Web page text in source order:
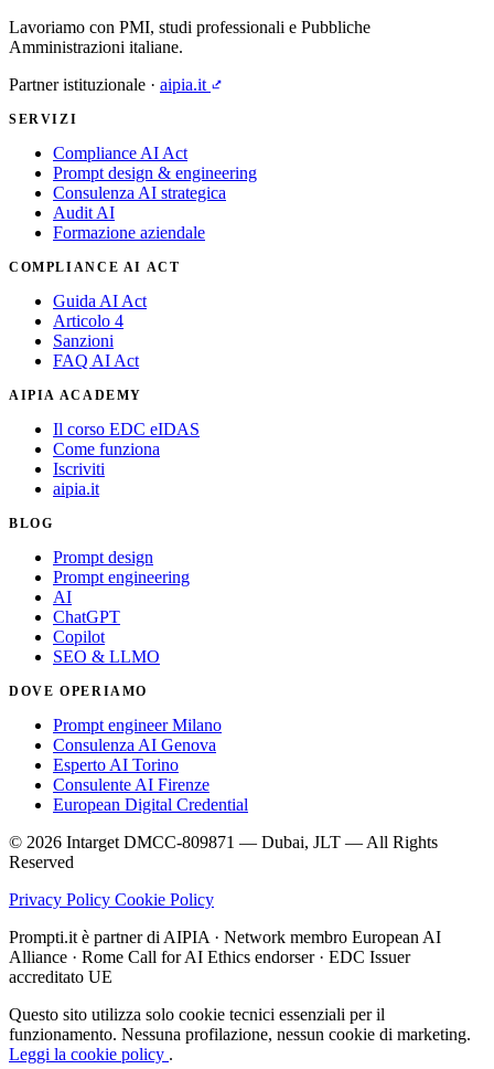
Lavoriamo con PMI, studi professionali e Pubbliche
Amministrazioni italiane.
Partner istituzionale · aipia.it
SERVIZI
Compliance AI Act
Prompt design & engineering
Consulenza AI strategica
Audit AI
Formazione aziendale
COMPLIANCE AI ACT
Guida AI Act
Articolo 4
Sanzioni
FAQ AI Act
AIPIA ACADEMY
Il corso EDC eIDAS
Come funziona
Iscriviti
aipia.it
BLOG
Prompt design
Prompt engineering
AI
ChatGPT
Copilot
SEO & LLMO
DOVE OPERIAMO
Prompt engineer Milano
Consulenza AI Genova
Esperto AI Torino
Consulente AI Firenze
European Digital Credential
© 2026 Intarget DMCC-809871 — Dubai, JLT — All Rights
Reserved
Privacy Policy Cookie Policy
Prompti.it è partner di AIPIA · Network membro European AI
Alliance · Rome Call for AI Ethics endorser · EDC Issuer
accreditato UE
Questo sito utilizza solo cookie tecnici essenziali per il
funzionamento. Nessuna profilazione, nessun cookie di marketing.
Leggi la cookie policy .